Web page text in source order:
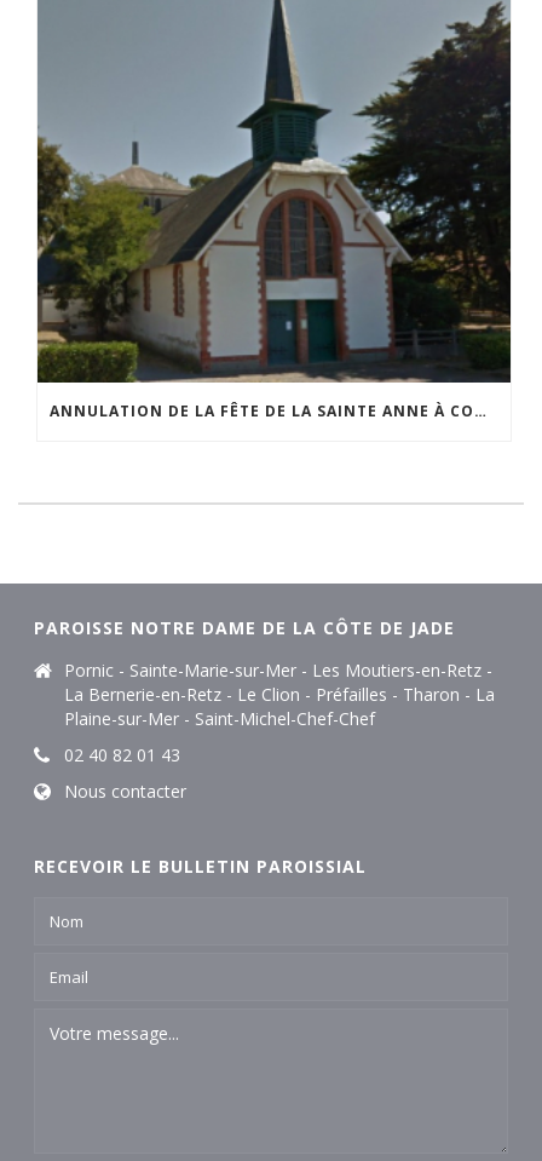
ANNULATION DE LA FÊTE DE LA SAINTE ANNE À COMBERGE
PAROISSE NOTRE DAME DE LA CÔTE DE JADE
Pornic - Sainte-Marie-sur-Mer - Les Moutiers-en-Retz -
La Bernerie-en-Retz - Le Clion - Préfailles - Tharon - La
Plaine-sur-Mer - Saint-Michel-Chef-Chef
02 40 82 01 43
Nous contacter
RECEVOIR LE BULLETIN PAROISSIAL